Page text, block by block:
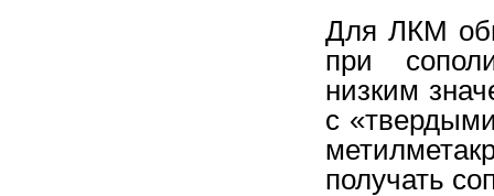
Для ЛКМ
при
низким
с
получать